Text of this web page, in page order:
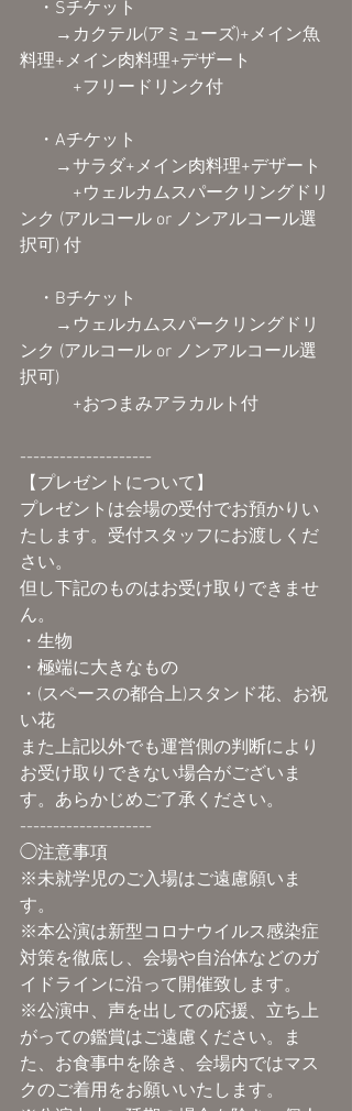
・Sチケット
→カクテル(アミューズ)+メイン魚
料理+メイン肉料理+デザート
+フリードリンク付
・Aチケット
→サラダ+メイン肉料理+デザート
+ウェルカムスパークリングドリ
ンク (アルコール or ノンアルコール選
択可) 付
・Bチケット
→ウェルカムスパークリングドリ
ンク (アルコール or ノンアルコール選
択可)
+おつまみアラカルト付
--------------------
【プレゼントについて】
プレゼントは会場の受付でお預かりい
たします。受付スタッフにお渡しくだ
さい。
但し下記のものはお受け取りできませ
ん。
・生物
・極端に大きなもの
・(スペースの都合上)スタンド花、お祝
い花
また上記以外でも運営側の判断により
お受け取りできない場合がございま
す。あらかじめご了承ください。
--------------------
◯注意事項
※未就学児のご入場はご遠慮願いま
す。
※本公演は新型コロナウイルス感染症
対策を徹底し、会場や自治体などのガ
イドラインに沿って開催致します。
※公演中、声を出しての応援、立ち上
がっての鑑賞はご遠慮ください。ま
た、お食事中を除き、会場内ではマス
クのご着用をお願いいたします。